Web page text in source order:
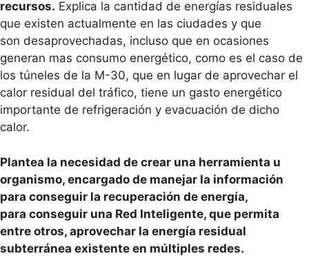
recursos. Explica la cantidad de energías residuales
que existen actualmente en las ciudades y que
son desaprovechadas, incluso que en ocasiones
generan mas consumo energético, como es el caso de
los túneles de la M-30, que en lugar de aprovechar el
calor residual del tráfico, tiene un gasto energético
importante de refrigeración y evacuación de dicho
calor.
Plantea la necesidad de crear una herramienta u
organismo, encargado de manejar la información
para conseguir la recuperación de energía,
para conseguir una Red Inteligente, que permita
entre otros, aprovechar la energía residual
subterránea existente en múltiples redes.